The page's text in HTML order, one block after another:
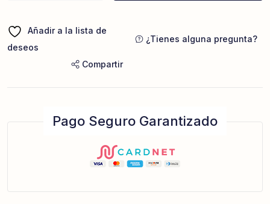
Añadir a la lista de
deseos
¿Tienes alguna pregunta?
Compartir
Pago Seguro Garantizado